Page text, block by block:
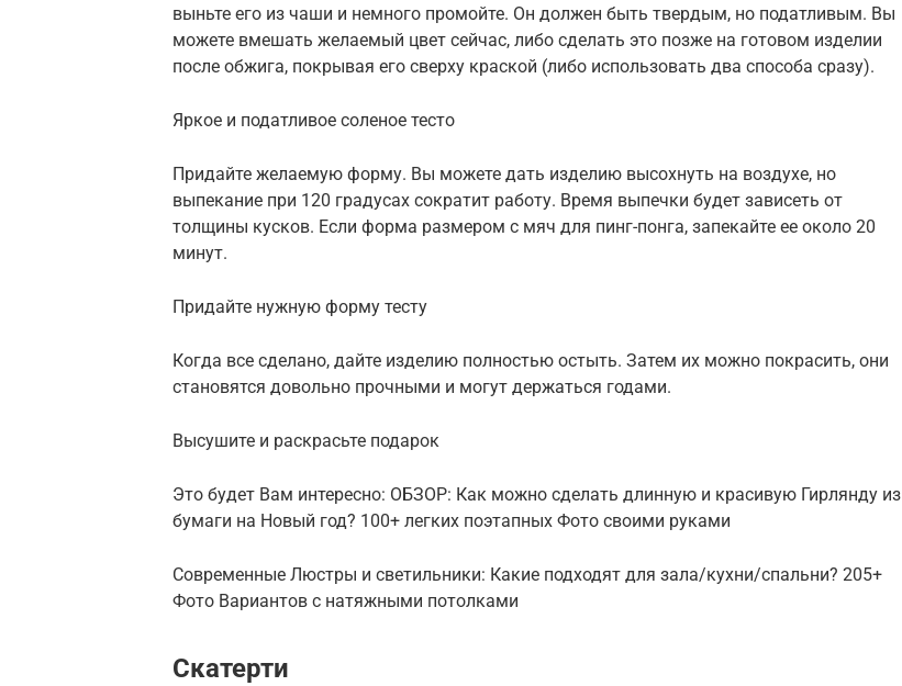
выньте его из чаши и немного промойте. Он должен быть твердым, но податливым. Вы
можете вмешать желаемый цвет сейчас, либо сделать это позже на готовом изделии
после обжига, покрывая его сверху краской (либо использовать два способа сразу).
Яркое и податливое соленое тесто
Придайте желаемую форму. Вы можете дать изделию высохнуть на воздухе, но
выпекание при 120 градусах сократит работу. Время выпечки будет зависеть от
толщины кусков. Если форма размером с мяч для пинг-понга, запекайте ее около 20
минут.
Придайте нужную форму тесту
Когда все сделано, дайте изделию полностью остыть. Затем их можно покрасить, они
становятся довольно прочными и могут держаться годами.
Высушите и раскрасьте подарок
Это будет Вам интересно: ОБЗОР: Как можно сделать длинную и красивую Гирлянду из
бумаги на Новый год? 100+ легких поэтапных Фото своими руками
Современные Люстры и светильники: Какие подходят для зала/кухни/спальни? 205+
Фото Вариантов с натяжными потолками
Скатерти